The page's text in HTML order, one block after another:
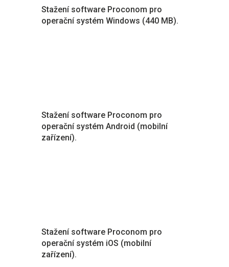
Stažení software Proconom pro
operační systém Windows (440 MB).
Stažení software Proconom pro
operační systém Android (mobilní
zařízení).
Stažení software Proconom pro
operační systém iOS (mobilní
zařízení).